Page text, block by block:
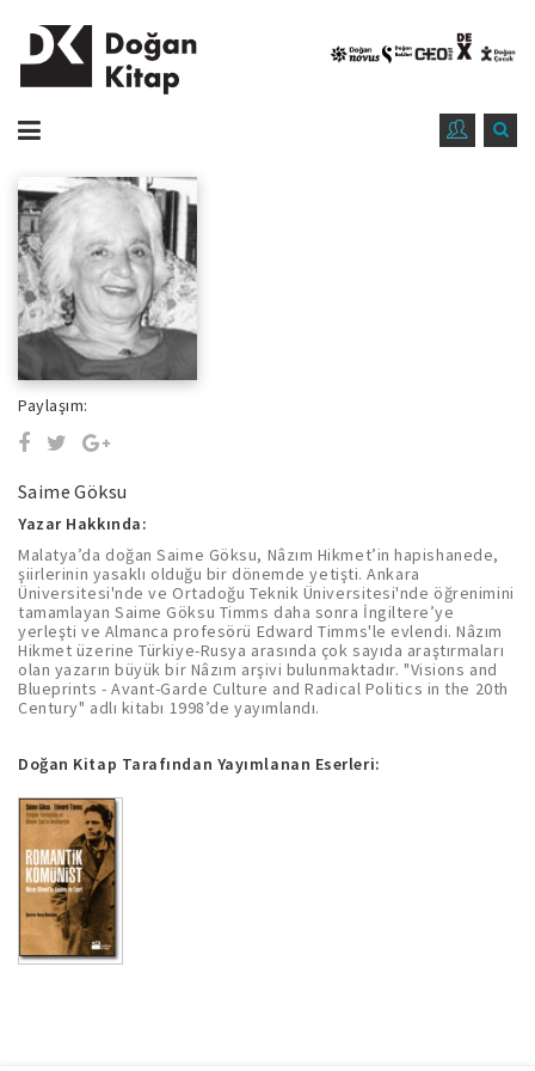
Paylaşım:
Saime Göksu
Yazar Hakkında:
Malatya’da doğan Saime Göksu, Nâzım Hikmet’in hapishanede,
şiirlerinin yasaklı olduğu bir dönemde yetişti. Ankara
Üniversitesi'nde ve Ortadoğu Teknik Üniversitesi'nde öğrenimini
tamamlayan Saime Göksu Timms daha sonra İngiltere’ye
yerleşti ve Almanca profesörü Edward Timms'le evlendi. Nâzım
Hikmet üzerine Türkiye-Rusya arasında çok sayıda araştırmaları
olan yazarın büyük bir Nâzım arşivi bulunmaktadır. "Visions and
Blueprints - Avant-Garde Culture and Radical Politics in the 20th
Century" adlı kitabı 1998’de yayımlandı.
Doğan Kitap Tarafından Yayımlanan Eserleri: